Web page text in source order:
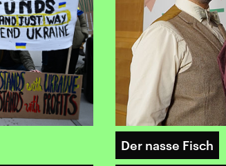
Der nasse Fisch